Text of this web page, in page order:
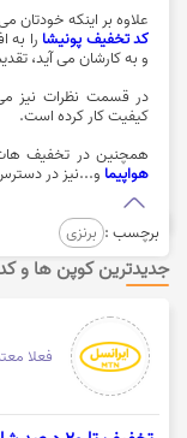
علاوه بر اینکه خودتان
کد تخفیف پونیشا را به
و به کارشان می آید،
در قسمت نظرات نیز
کیفیت کار کرده است.
همچنین در تخفیف
هواپیما و...نیز در
برچسب : برنزی
جدیدترین کوپن ها و
فعلا